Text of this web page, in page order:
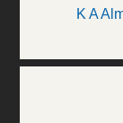
K A